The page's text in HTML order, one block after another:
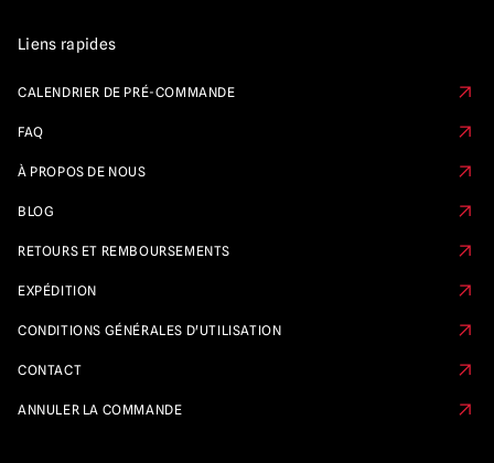
Liens rapides
CALENDRIER DE PRÉ-COMMANDE
FAQ
À PROPOS DE NOUS
BLOG
RETOURS ET REMBOURSEMENTS
EXPÉDITION
CONDITIONS GÉNÉRALES D'UTILISATION
CONTACT
ANNULER LA COMMANDE